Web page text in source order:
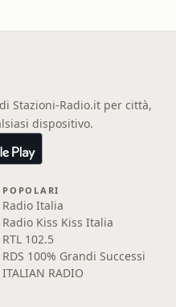
Stazioni-Radio.it per città,
dispositivo.
POPOLARI
Radio Italia
Radio Kiss Kiss Italia
RTL 102.5
RDS 100% Grandi Successi
ITALIAN RADIO